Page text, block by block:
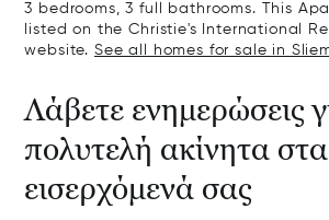
3 bedrooms, 3 full bathrooms. This
listed on the Christie's International
website. See all homes for sale in
Λάβετε ενημερώσεις
πολυτελή ακίνητα στα
εισερχόμενά σας